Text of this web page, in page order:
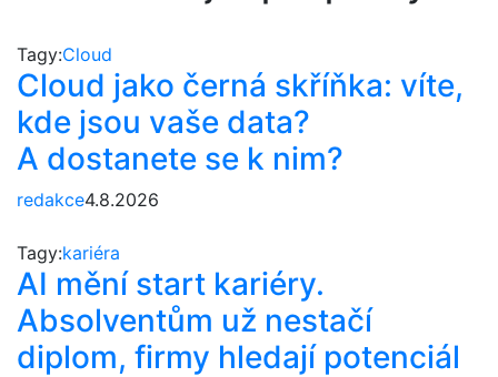
Tagy:Cloud
Cloud jako černá skříňka: víte,
kde jsou vaše data?
A dostanete se k nim?
redakce4.8.2026
Tagy:kariéra
AI mění start kariéry.
Absolventům už nestačí
diplom, firmy hledají potenciál